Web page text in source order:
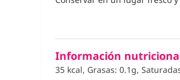
Información
35 kcal, Grasas: 0.1g,